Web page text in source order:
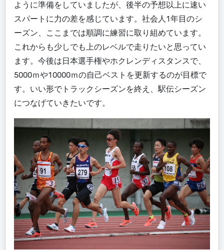
ように準備をしていましたが、後半の予想以上に速い
スパートに力の差を感じています。社会人1年目のシ
ーズン、ここまでは順調に練習に取り組めています。
これからも少しでも上のレベルで走りたいと思ってい
ます。今後は日本選手権やホクレンディスタンスで、
5000ｍや10000ｍの自己ベストを更新するのが目標で
す。いい形でトラックシーズンを終え、駅伝シーズン
につなげていきたいです。